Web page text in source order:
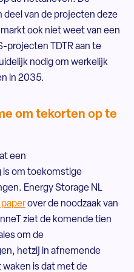
deel van de projecten deze
ook niet weet van een
projecten TDTR aan te
nodig om werkelijk
in 2035.
om tekorten op te
een
is om toekomstige
Energy Storage NL
over de noodzaak van
ziet de komende tien
om de
hetzij in afnemende
waken is dat met de